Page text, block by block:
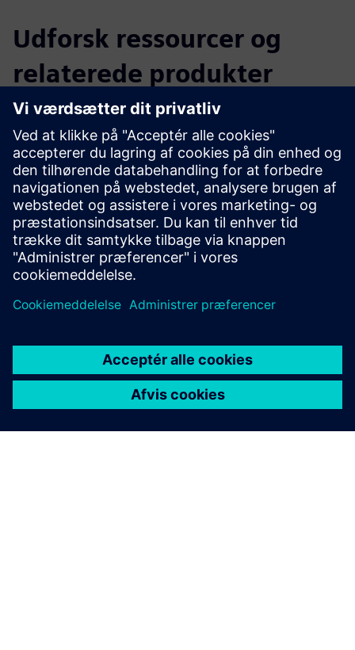
Udforsk ressourcer og
relaterede produkter
Yderligere oplysninger og
ressourcer
Reference SBB Basel Wolf (kun tysk)
Forudsætninger